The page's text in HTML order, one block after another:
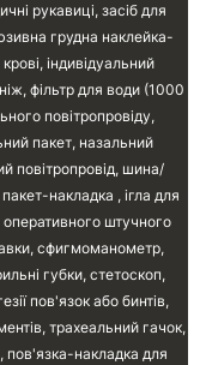
рукавиці, засіб для
грудна наклейка-
індивідуальний
фільтр для води (1000
повітропровіду,
пакет, назальний
повітропровід, шина/
накладка , ігла для
оперативного штучного
сфигмоманометр,
губки, стетоскоп,
пов'язок або бинтів,
трахеальний гачок,
пов'язка-накладка для